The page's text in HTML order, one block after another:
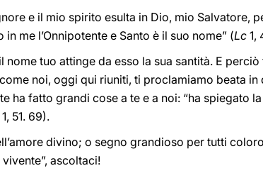
e il mio spirito esulta in Dio, mio Salvatore,
me l’Onnipotente e Santo è il suo nome” (Lc 1,
nome tuo attinge da esso la sua santità. E
noi, oggi qui riuniti, ti proclamiamo beata
ha fatto grandi cose a te e a noi: “ha spiegato
1, 51. 69).
divino; o segno grandioso per tutti
ascoltaci!